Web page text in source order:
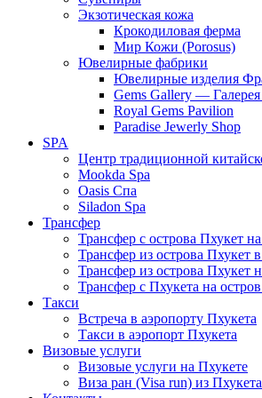
Экзотическая кожа
Крокодиловая ферма
Мир Кожи (Porosus)
Ювелирные фабрики
Ювелирные изделия
Gems Gallery —
Royal Gems Pavilion
Paradise Jewerly Shop
SPA
Центр традиционной
Mookda Spa
Oasis Спа
Siladon Spa
Трансфер
Трансфер с острова Пхукет
Трансфер из острова Пхукет
Трансфер из острова Пхукет
Трансфер с Пхукета на
Такси
Встреча в аэропорту Пхукета
Такси в аэропорт Пхукета
Визовые услуги
Визовые услуги на Пхукете
Виза ран (Visa run) из